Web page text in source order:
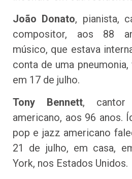
João Donato, pianista,
compositor, aos 88
músico, que estava
conta de uma pneumonia,
em 17 de julho.
Tony Bennett, cantor
americano, aos 96 anos.
pop e jazz americano
21 de julho, em casa,
York, nos Estados Unidos.